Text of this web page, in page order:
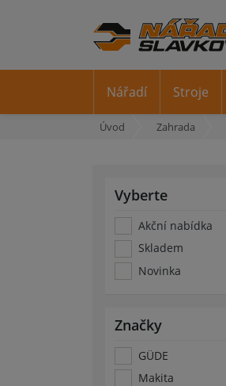
Úvod Zahrada
Vyberte
Akční nabídka
Skladem
Novinka
Značky
GÜDE
Makita
Nářadí Stroje